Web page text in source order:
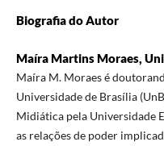
Biografia do Autor
Maíra Martins Moraes,
Maíra M. Moraes é
Universidade de Brasília
Midiática pela Universidade
as relações de poder